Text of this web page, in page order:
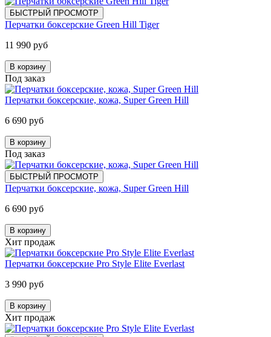
БЫСТРЫЙ ПРОСМОТР
Перчатки боксерские Green Hill Tiger
11 990 руб
В корзину
Под заказ
Перчатки боксерские, кожа, Super Green Hill
6 690 руб
В корзину
Под заказ
БЫСТРЫЙ ПРОСМОТР
Перчатки боксерские, кожа, Super Green Hill
6 690 руб
В корзину
Хит продаж
Перчатки боксерские Pro Style Elite Everlast
3 990 руб
В корзину
Хит продаж